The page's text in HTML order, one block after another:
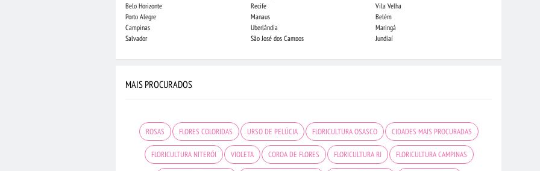
Belo Horizonte
Porto Alegre
Campinas
Salvador
Recife
Manaus
Uberlândia
São José dos Campos
Vila Velha
Belém
Maringá
Jundiaí
MAIS PROCURADOS
ROSAS FLORES COLORIDAS URSO DE PELÚCIA FLORICULTURA OSASCO CIDADES MAIS PROCURADAS
FLORICULTURA NITERÓI VIOLETA COROA DE FLORES FLORICULTURA RJ FLORICULTURA CAMPINAS